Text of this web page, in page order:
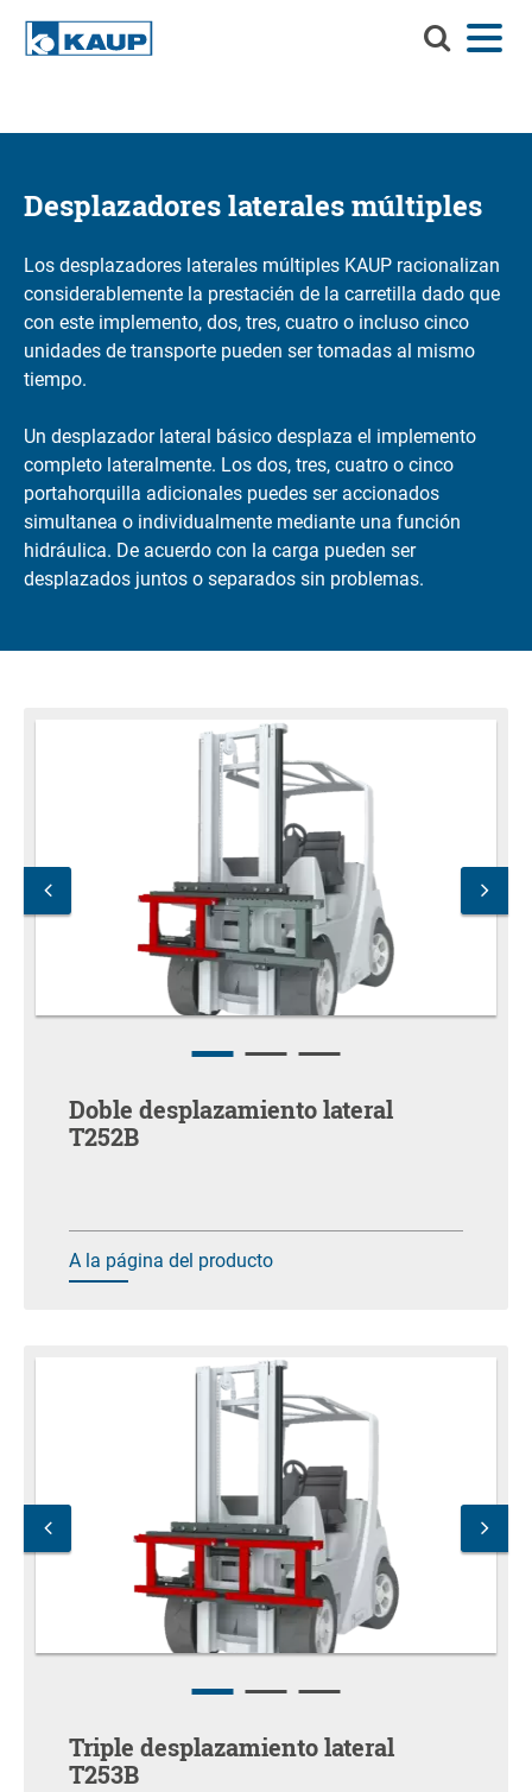
Buscar
Buscar
Menú
Implementos
Centro de información
Compañía
Buscador de productos
Capacidad residual
Desplazadores laterales múltiples
Los desplazadores laterales múltiples KAUP racionalizan
considerablemente la prestacién de la carretilla dado que
con este implemento, dos, tres, cuatro o incluso cinco
unidades de transporte pueden ser tomadas al mismo
tiempo.
Un desplazador lateral básico desplaza el implemento
completo lateralmente. Los dos, tres, cuatro o cinco
portahorquilla adicionales puedes ser accionados
simultanea o individualmente mediante una función
hidráulica. De acuerdo con la carga pueden ser
desplazados juntos o separados sin problemas.
Doble desplazamiento lateral
T252B
A la página del producto
Triple desplazamiento lateral
T253B